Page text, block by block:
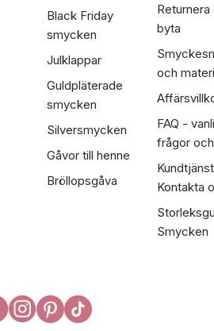
Black Friday
smycken
Julklappar
Guldpläterade
smycken
Silversmycken
Gåvor till henne
Bröllopsgåva
Returnera
byta
och
FAQ -
frågor
Kontakta
Smycken